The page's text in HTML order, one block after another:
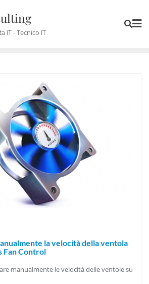
IT - Tecnico IT
la velocità della ventola
Fan Control
manualmente le velocità delle ventole su